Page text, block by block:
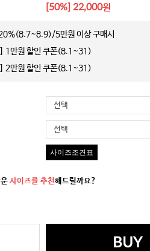
[50%] 22,000원
5만원 이상 구매시
] 1만원 할인 쿠폰(8.1~31)
] 2만원 할인 쿠폰(8.1~31)
선택
선택
사이즈조견표
사이즈를 추천해드릴까요?
BUY